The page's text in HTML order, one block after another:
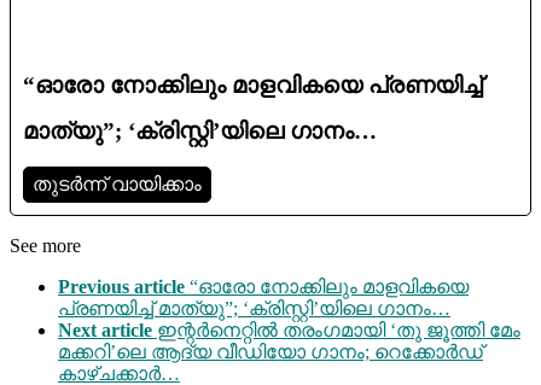
“ഓരോ നോക്കിലും മാളവികയെ പ്രണയിച്ച്
മാത്യു”; ‘ക്രിസ്റ്റി’യിലെ ഗാനം…
തുടര്‍ന്ന് വായിക്കാം
See more
Previous article “ഓരോ നോക്കിലും മാളവികയെ
പ്രണയിച്ച് മാത്യു”; ‘ക്രിസ്റ്റി’യിലെ ഗാനം…
Next article ഇന്റർനെറ്റിൽ തരംഗമായി ‘തു ജൂത്തി മേം
മക്കറി’ലെ ആദ്യ വീഡിയോ ഗാനം; റെക്കോർഡ്
കാഴ്ചക്കാർ…